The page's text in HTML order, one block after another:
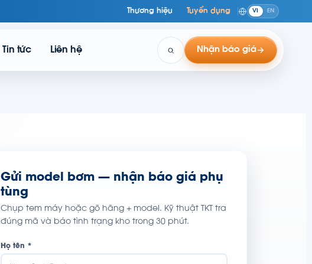
Thương hiệu Tuyển dụng VI EN
Tin tức Liên hệ Nhận báo giá
Gửi model bơm — nhận báo giá phụ
tùng
Chụp tem máy hoặc gõ hãng + model. Kỹ thuật TKT tra
đúng mã và báo tình trạng kho trong 30 phút.
Họ tên *